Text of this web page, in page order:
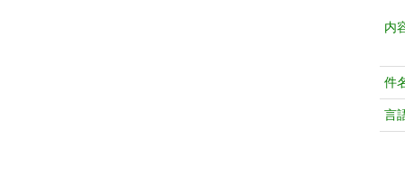
内
件
言